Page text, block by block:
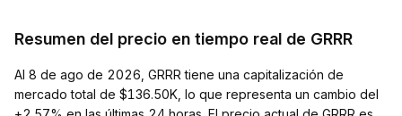
Resumen del precio en tiempo real de GRRR
Al 8 de ago de 2026, GRRR tiene una capitalización de
mercado total de $136.50K, lo que representa un cambio del